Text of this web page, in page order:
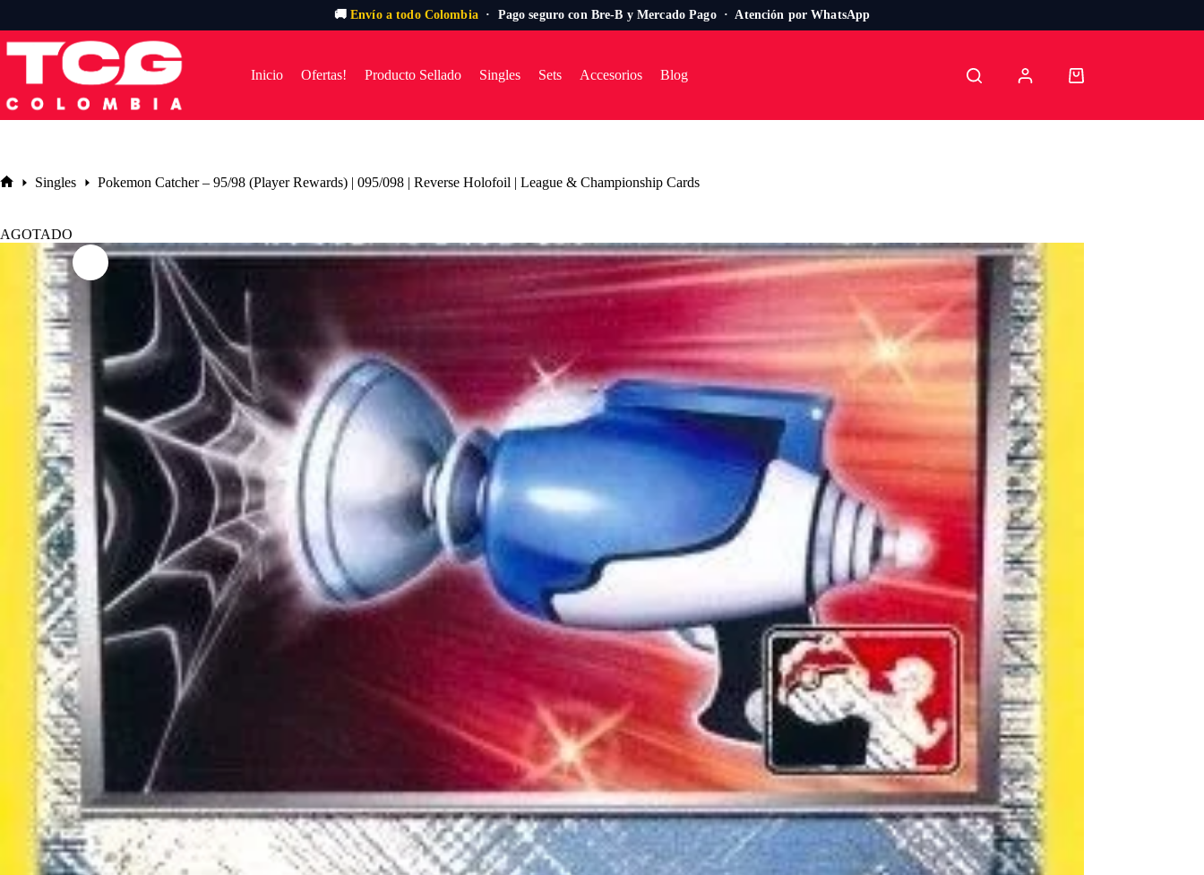
🚚 Envío a todo Colombia· Pago seguro con Bre-B y Mercado Pago · Atención por WhatsApp
al
Inicio Ofertas! Producto Sellado Singles Sets Accesorios Blog
Carro
Singles Pokemon Catcher – 95/98 (Player Rewards) | 095/098 | Reverse Holofoil | League & Championship Cards
AGOTADO